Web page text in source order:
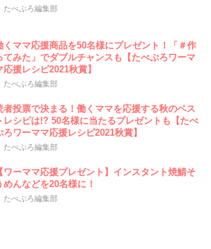
たべぷろ編集部
くママ応援商品を50名様にプレゼント！「＃作
てみた」でダブルチャンスも【たべぷろワーマ
応援レシピ2021秋賞】
たべぷろ編集部
者投票で決まる！働くママを応援する秋のベス
レシピは!? 50名様に当たるプレゼントも【たべ
ろワーママ応援レシピ2021秋賞】
たべぷろ編集部
【ワーママ応援プレゼント】インスタント焼鯖そ
めんなどを20名様に！
たべぷろ編集部